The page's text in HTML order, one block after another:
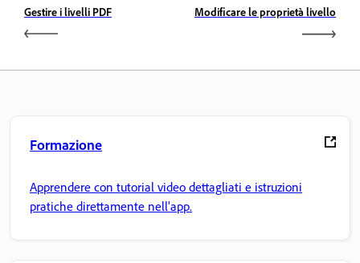
Gestire i livelli PDF Modificare le proprietà livello
Formazione
Apprendere con tutorial video dettagliati e istruzioni
pratiche direttamente nell'app.